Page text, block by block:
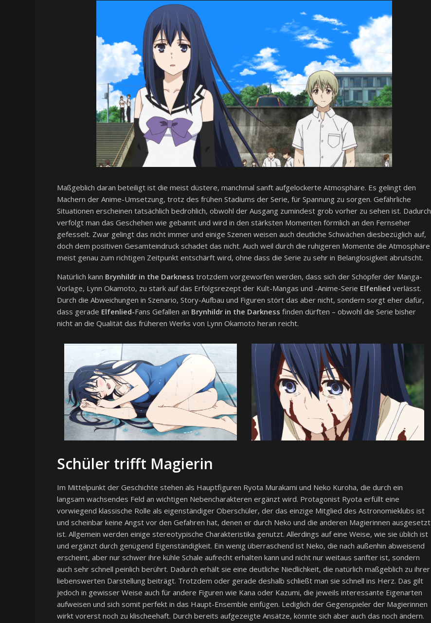
Maßgeblich daran beteiligt ist die meist düstere, manchmal sanft aufgelockerte Atmosphäre. Es gelingt den
Machern der Anime-Umsetzung, trotz des frühen Stadiums der Serie, für Spannung zu sorgen. Gefährliche
Situationen erscheinen tatsächlich bedrohlich, obwohl der Ausgang zumindest grob vorher zu sehen ist. Dadurch
verfolgt man das Geschehen wie gebannt und wird in den stärksten Momenten förmlich an den Fernseher
gefesselt. Zwar gelingt das nicht immer und einige Szenen weisen auch deutliche Schwächen diesbezüglich auf,
doch dem positiven Gesamteindruck schadet das nicht. Auch weil durch die ruhigeren Momente die Atmosphäre
meist genau zum richtigen Zeitpunkt entschärft wird, ohne dass die Serie zu sehr in Belanglosigkeit abrutscht.
Natürlich kann Brynhildr in the Darkness trotzdem vorgeworfen werden, dass sich der Schöpfer der Manga-
Vorlage, Lynn Okamoto, zu stark auf das Erfolgsrezept der Kult-Mangas und -Anime-Serie Elfenlied verlässt.
Durch die Abweichungen in Szenario, Story-Aufbau und Figuren stört das aber nicht, sondern sorgt eher dafür,
dass gerade Elfenlied-Fans Gefallen an Brynhildr in the Darkness finden dürften – obwohl die Serie bisher
nicht an die Qualität das früheren Werks von Lynn Okamoto heran reicht.
Schüler trifft Magierin
Im Mittelpunkt der Geschichte stehen als Hauptfiguren Ryota Murakami und Neko Kuroha, die durch ein
langsam wachsendes Feld an wichtigen Nebencharakteren ergänzt wird. Protagonist Ryota erfüllt eine
vorwiegend klassische Rolle als eigenständiger Oberschüler, der das einzige Mitglied des Astronomieklubs ist
und scheinbar keine Angst vor den Gefahren hat, denen er durch Neko und die anderen Magierinnen ausgesetzt
ist. Allgemein werden einige stereotypische Charakteristika genutzt. Allerdings auf eine Weise, wie sie üblich ist
und ergänzt durch genügend Eigenständigkeit. Ein wenig überraschend ist Neko, die nach außenhin abweisend
erscheint, aber nur schwer ihre kühle Schale aufrecht erhalten kann und nicht nur weitaus sanfter ist, sondern
auch sehr schnell peinlich berührt. Dadurch erhält sie eine deutliche Niedlichkeit, die natürlich maßgeblich zu ihrer
liebenswerten Darstellung beiträgt. Trotzdem oder gerade deshalb schließt man sie schnell ins Herz. Das gilt
jedoch in gewisser Weise auch für andere Figuren wie Kana oder Kazumi, die jeweils interessante Eigenarten
aufweisen und sich somit perfekt in das Haupt-Ensemble einfügen. Lediglich der Gegenspieler der Magierinnen
wirkt vorerst noch zu klischeehaft. Durch bereits aufgezeigte Ansätze, könnte sich aber auch das noch ändern.